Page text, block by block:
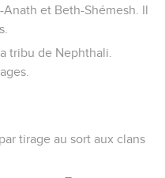
et Beth-Shémesh. Il
tribu de Nephthali.
tirage au sort aux clans